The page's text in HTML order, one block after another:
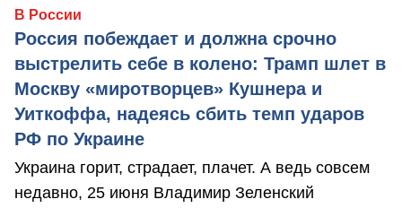
В России
Россия побеждает и должна срочно
выстрелить себе в колено: Трамп шлет в
Москву «миротворцев» Кушнера и
Уиткоффа, надеясь сбить темп ударов
РФ по Украине
Украина горит, страдает, плачет. А ведь совсем
недавно, 25 июня Владимир Зеленский